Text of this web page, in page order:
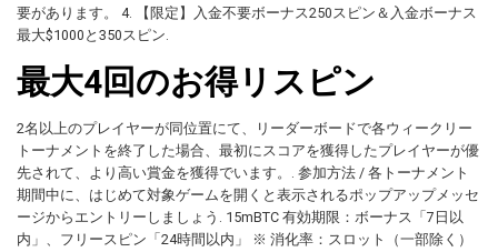
要があります。 4. 【限定】入金不要ボーナス250スピン＆入金ボーナス
最大$1000と350スピン.
最大4回のお得リスピン
2名以上のプレイヤーが同位置にて、リーダーボードで各ウィークリー
トーナメントを終了した場合、最初にスコアを獲得したプレイヤーが優
先されて、より高い賞金を獲得でいます。. 参加方法 / 各トーナメント
期間中に、はじめて対象ゲームを開くと表示されるポップアップメッセ
ージからエントリーしましょう. 15mBTC 有効期限：ボーナス「7日以
内」、フリースピン「24時間以内」 ※ 消化率：スロット（一部除く）